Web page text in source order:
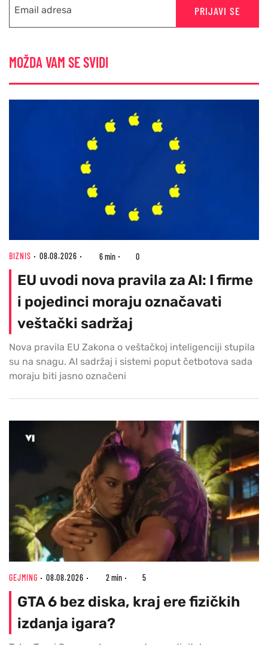
PRIJAVI SE
MOŽDA VAM SE SVIDI
BIZNIS 08.08.2026 6 min 0
EU uvodi nova pravila za AI: I firme
i pojedinci moraju označavati
veštački sadržaj
Nova pravila EU Zakona o veštačkoj inteligenciji stupila
su na snagu. AI sadržaj i sistemi poput četbotova sada
moraju biti jasno označeni
GEJMING 08.08.2026 2 min 5
GTA 6 bez diska, kraj ere fizičkih
izdanja igara?